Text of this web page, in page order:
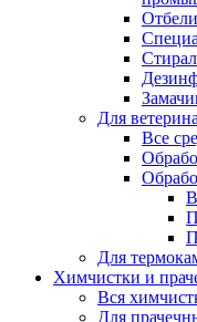
Для
Все
Для
Химчистки и
Вся
Для